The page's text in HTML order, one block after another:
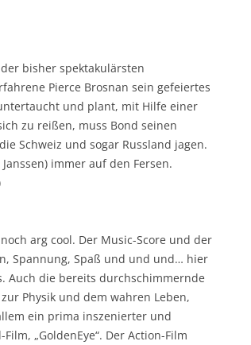
bisher spektakulärsten
Pierce Brosnan sein gefeiertes
und plant, mit Hilfe einer
zu reißen, muss Bond seinen
Schweiz und sogar Russland jagen.
immer auf den Fersen.
arg cool. Der Music-Score und der
Spannung, Spaß und und und… hier
Auch die bereits durchschimmernde
Physik und dem wahren Leben,
ein prima inszenierter und
„GoldenEye“. Der Action-Film